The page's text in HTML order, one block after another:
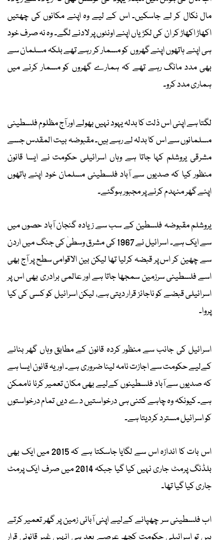
مال نکال کر لے جاسکیں۔ اس کے لیے وہ اپنے مکانوں کی چھتیں
اکھاڑ اکھاڑ کر ان کی لکڑیاں اپنے اونٹوں پر لادنے لگے۔ وہ نہ صرف خود
ہی اپنے ہاتھوں اپنے گھروں کو مسمار کر رہے تھے بلکہ مسلمان سے
بھی مدد مانگ رہے تھے کہ ہمارے گھروں کو مسمار کرنے میں
ہماری مدد کرو۔
لگتا ہے اپنی اس ذلت کا بدلہ یہود نہیں بھولے اور آج مظلوم فلسطینی
مسلمانوں سے اس کا بدلہ لے رہے ہیں۔ مقبوضہ بیت المقدس جسے
مشرقی یروشلم کہا جاتا ہے وہاں اسرائیلی حکومت نے ایسا قانون
منظور کیا کہ صدیوں سے آباد فلسطینی مسلمان خود اپنے ہاتھوں
اپنے گھر منہدم کرنے پر مجبور ہوگئے۔
یروشلم مقبوضہ فلسطین کے سب سے زیادہ گنجان آباد حصوں میں
سے ایک ہے۔ اسرائیل نے 1967 کی مشرق وسطیٰ کی جنگ میں اردن
سے چھین کر اس پر قبضہ کرلیا تھا لیکن بین الاقوامی سطح پر آج بھی
اسے فلسطینی سرزمین سمجھا جاتا ہے اور عالمی برادری بھی اس پر
اسرائیلی قبضے کو ناجائز قرار دیتی ہے، لیکن اسرائیل کو کسی کی کیا
پروا۔
اسرائیل کی جانب سے منظور کردہ قانون کے مطابق وہاں گھر بنانے
کےلیے حکومت سے اجازت نامہ لینا ضروری ہے۔ اور یہ قانون ایسا ہے
کہ صدیوں سے آباد فلسطینوں کےلیے بھی مکان تعمیر کرنا ناممکن
ہے۔ کیونکہ وہ چاہے کتنی ہی درخواستیں دے دیں تمام درخواستوں
کو اسرائیل مسترد کردیتا ہے۔
اس بات کا اندازہ اس سے لگایا جاسکتا ہے کہ 2015 میں ایک بھی
بلڈنگ پرمٹ جاری نہیں کیا گیا جبکہ 2014 میں صرف ایک پرمٹ
جاری کیا گیا تھا۔
اب فلسطینی سر چھپانے کےلیے اپنی آبائی زمین پر گھر تعمیر کرتے
ہیں تو اسرائیلی حکومت کچھ عرصے بعد ہی انہیں غیر قانونی قرار